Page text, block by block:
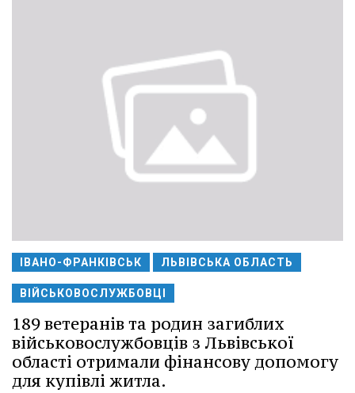
ІВАНО-ФРАНКІВСЬК ЛЬВІВСЬКА ОБЛАСТЬ
ВІЙСЬКОВОСЛУЖБОВЦІ
189 ветеранів та родин загиблих
військовослужбовців з Львівської
області отримали фінансову допомогу
для купівлі житла.